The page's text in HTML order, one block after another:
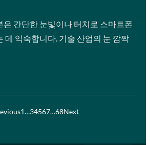
은 간단한 눈빛이나 터치로 스마트폰
데 익숙합니다. 기술 산업의 눈 깜짝
1…34567…68Next